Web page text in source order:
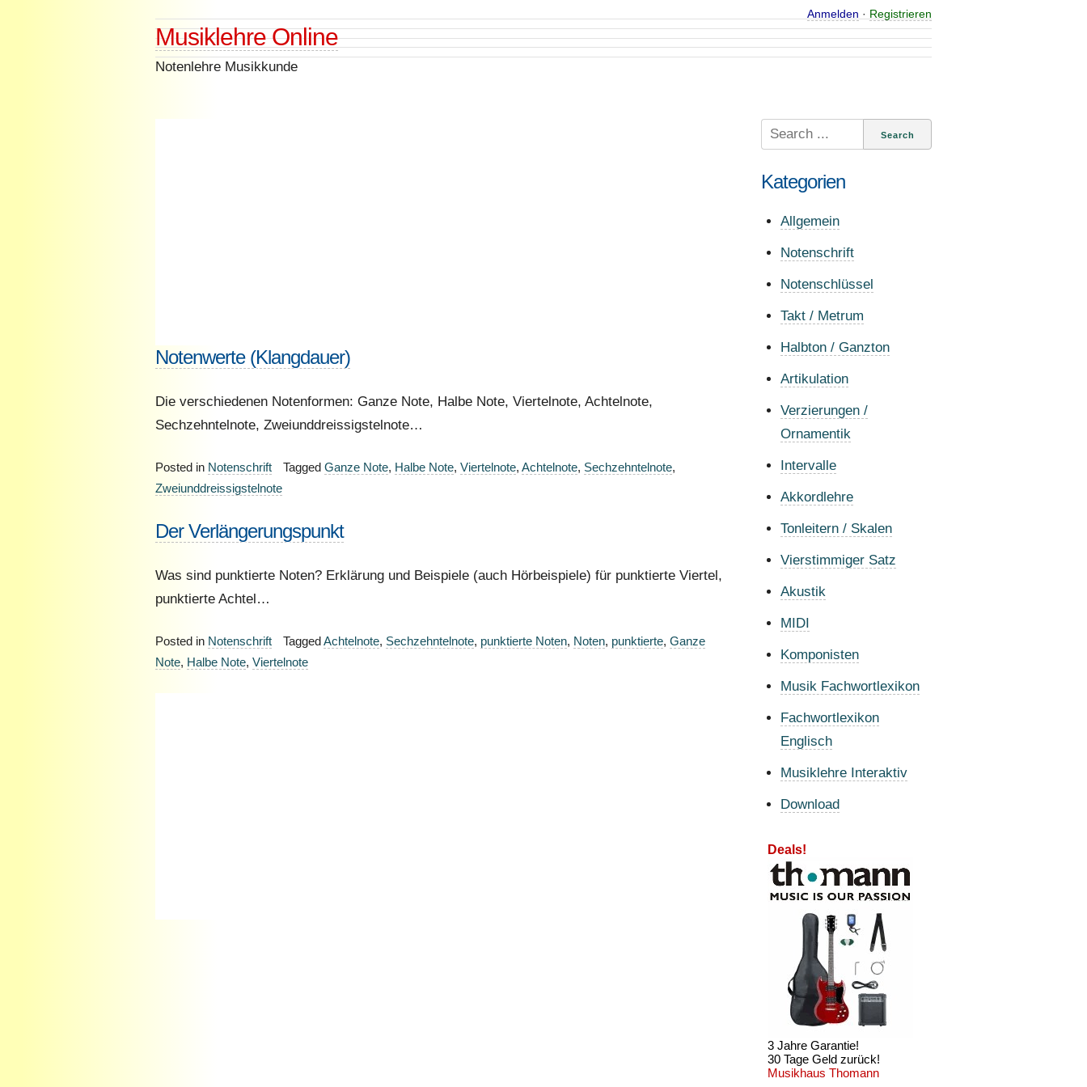
Musiklehre Online
Notenlehre Musikkunde
Anmelden · Registrieren
Notenwerte (Klangdauer)
Die verschiedenen Notenformen: Ganze Note, Halbe Note, Viertelnote, Achtelnote,
Sechzehntelnote, Zweiunddreissigstelnote…
Posted in Notenschrift Tagged Ganze Note, Halbe Note, Viertelnote, Achtelnote, Sechzehntelnote,
Zweiunddreissigstelnote
Der Verlängerungspunkt
Was sind punktierte Noten? Erklärung und Beispiele (auch Hörbeispiele) für punktierte Viertel,
punktierte Achtel…
Posted in Notenschrift TaggedAchtelnote, Sechzehntelnote, punktierte Noten, Noten, punktierte, Ganze
Note, Halbe Note, Viertelnote
Search
for:
Kategorien
Allgemein
Notenschrift
Notenschlüssel
Takt / Metrum
Halbton / Ganzton
Artikulation
Verzierungen /
Ornamentik
Intervalle
Akkordlehre
Tonleitern / Skalen
Vierstimmiger Satz
Akustik
MIDI
Komponisten
Musik Fachwortlexikon
Fachwortlexikon
Englisch
Musiklehre Interaktiv
Download